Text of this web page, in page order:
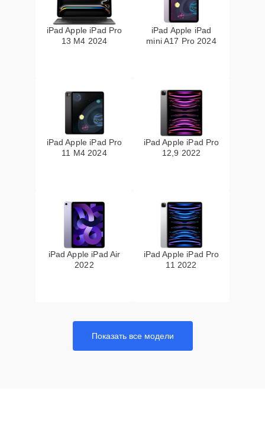
iPad Apple iPad Pro
13 M4 2024
iPad Apple iPad
mini A17 Pro 2024
iPad Apple iPad Pro
11 M4 2024
iPad Apple iPad Pro
12,9 2022
iPad Apple iPad Air
2022
iPad Apple iPad Pro
11 2022
Показать все модели